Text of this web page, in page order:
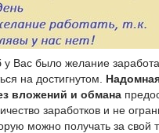
у Вас было желание
на достигнутом.
вложений и обмана
заработков и не
можно получать за свой